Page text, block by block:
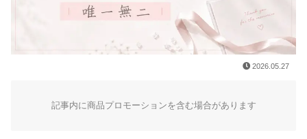
2026.05.27
記事内に商品プロモーションを含む場合があります